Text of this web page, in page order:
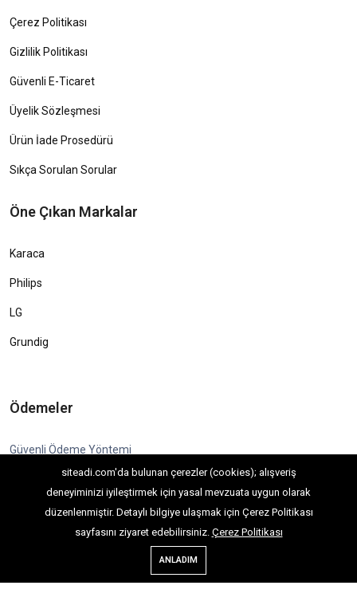
Çerez Politikası
Gizlilik Politikası
Güvenli E-Ticaret
Üyelik Sözleşmesi
Ürün İade Prosedürü
Sıkça Sorulan Sorular
Öne Çıkan Markalar
Karaca
Philips
LG
Grundig
Ödemeler
Güvenli Ödeme Yöntemi
Copyright © 2022. Her Hakkı Saklıdır. kopyalanması, çoğaltılması ve
dağıtılması halinde yasal haklarımız işletilecektir.
E-Ticaret V7
siteadi.com'da bulunan çerezler (cookies); alışveriş
deneyiminizi iyileştirmek için yasal mevzuata uygun olarak
düzenlenmiştir. Detaylı bilgiye ulaşmak için Çerez Politikası
sayfasını ziyaret edebilirsiniz. Çerez Politikası
ANLADIM